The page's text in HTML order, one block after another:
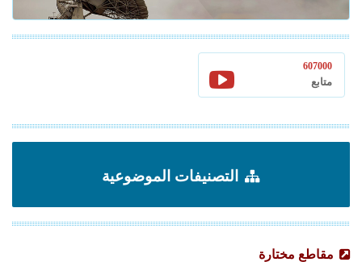
607000
متابع
التصنيفات الموضوعية
مقاطع مختارة